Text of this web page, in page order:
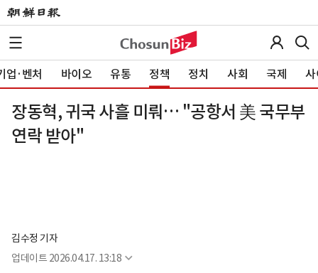
업·벤처 바이오 유통 정책 정치 사회 국제 사
장동혁, 귀국 사흘 미뤄… "공항서 美 국무부
연락 받아"
김수정 기자
업데이트 2026.04.17. 13:18